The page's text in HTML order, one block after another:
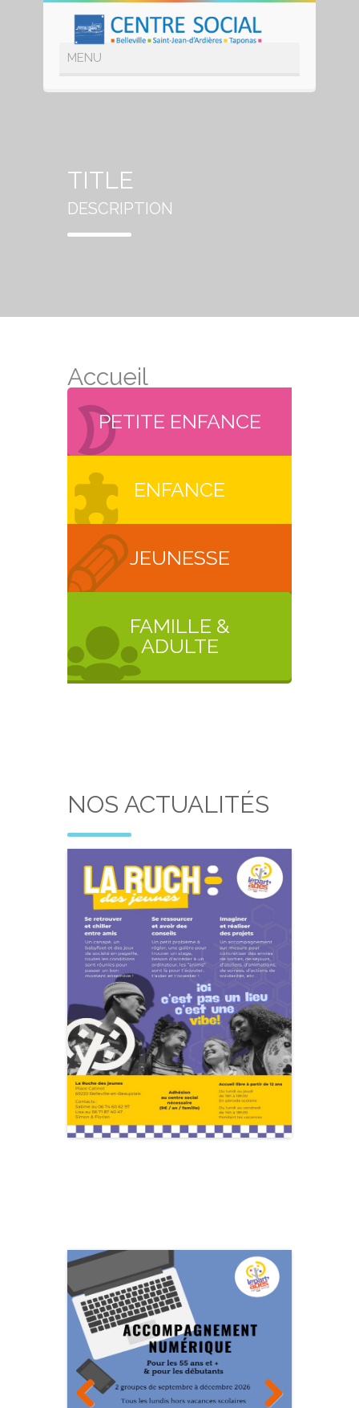
TITLE
DESCRIPTION
Accueil
PETITE ENFANCE
ENFANCE
JEUNESSE
FAMILLE &
ADULTE
NOS ACTUALITÉS